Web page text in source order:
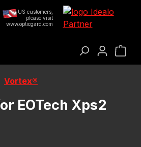
US customers,
please visit
www.opticgard.com
Vortex®
EOTech Xps2